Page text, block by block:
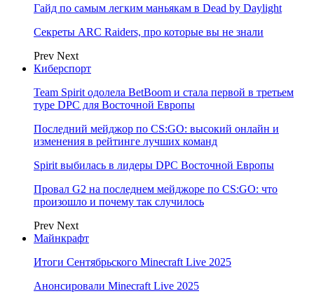
Гайд по самым легким маньякам в Dead by Daylight
Секреты ARC Raiders, про которые вы не знали
Prev Next
Киберспорт
Team Spirit одолела BetBoom и стала первой в третьем
туре DPC для Восточной Европы
Последний мейджор по CS:GO: высокий онлайн и
изменения в рейтинге лучших команд
Spirit выбилась в лидеры DPC Восточной Европы
Провал G2 на последнем мейджоре по CS:GO: что
произошло и почему так случилось
Prev Next
Майнкрафт
Итоги Сентябрьского Minecraft Live 2025
Анонсировали Minecraft Live 2025